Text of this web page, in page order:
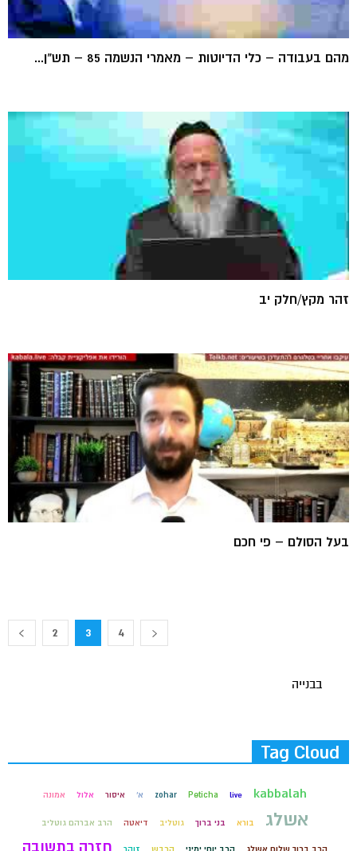
מהם בעבודה – כלי הדיוטות – מאמרי הנשמה 85 – תש"ן...
זהר מקץ/חלק יב
בעל הסולם – פי חכם
2 3 4
בבנייה
Tag Cloud
kabbalah
live
Peticha
zohar א' איסור אלול אמונה
אשלג בורא בני ברוך גוטליב דיאטה הרב אברהם גוטליב
הרב ברוך שלום אשלג הרב יוחי ימיני הרבש זוהר חזרה בתשובה